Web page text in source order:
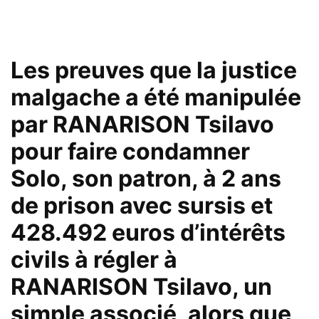
Les preuves que la justice
malgache a été manipulée
par RANARISON Tsilavo
pour faire condamner
Solo, son patron, à 2 ans
de prison avec sursis et
428.492 euros d’intérêts
civils à régler à
RANARISON Tsilavo, un